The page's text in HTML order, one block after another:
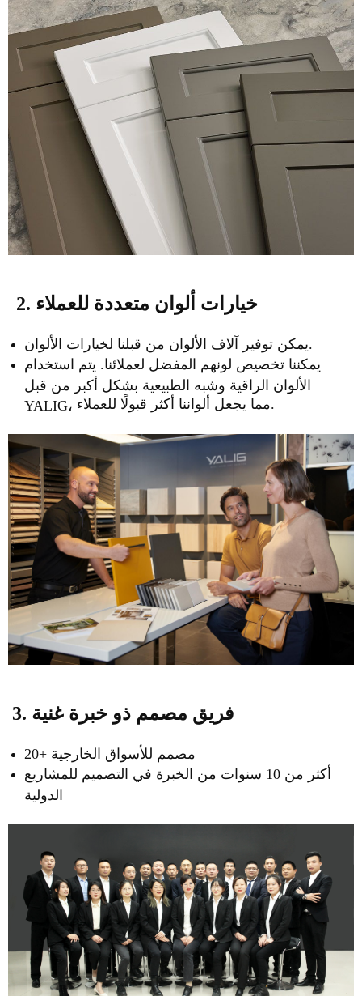
2. خيارات ألوان متعددة للعملاء
يمكن توفير آلاف الألوان من قبلنا لخيارات الألوان.
يمكننا تخصيص لونهم المفضل لعملائنا. يتم استخدام
الألوان الراقية وشبه الطبيعية بشكل أكبر من قبل
YALIG،
مما يجعل ألواننا أكثر قبولًا للعملاء.
3. فريق مصمم ذو خبرة غنية
20+ مصمم للأسواق الخارجية
أكثر من 10 سنوات من الخبرة في التصميم للمشاريع